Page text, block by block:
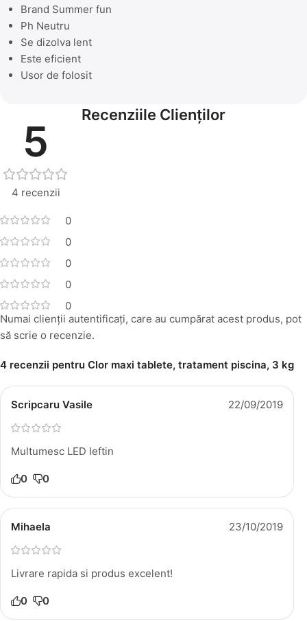
Brand Summer fun
Ph Neutru
Se dizolva lent
Este eficient
Usor de folosit
Recenziile Clienților
5
4 recenzii
0
0
0
0
0
4 recenzii pentru Clor maxi tablete, tratament piscina, 3 kg
Scripcaru Vasile 22/09/2019
Multumesc LED Ieftin
0 0
Mihaela 23/10/2019
Livrare rapida si produs excelent!
0 0
Numai clienții autentificați, care au cumpărat acest produs, pot
să scrie o recenzie.